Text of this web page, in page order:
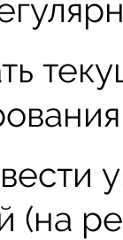
(на